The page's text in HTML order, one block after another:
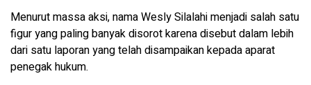
Menurut massa aksi, nama Wesly Silalahi menjadi salah satu
figur yang paling banyak disorot karena disebut dalam lebih
dari satu laporan yang telah disampaikan kepada aparat
penegak hukum.